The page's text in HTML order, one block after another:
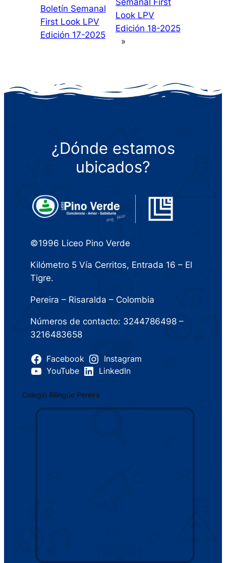
Boletín Semanal
First Look LPV
Edición 17-2025
Semanal First
Look LPV
Edición 18-2025
»
¿Dónde estamos
ubicados?
©1996 Liceo Pino Verde
Kilómetro 5 Vía Cerritos, Entrada 16 – El
Tigre.
Pereira – Risaralda – Colombia
Números de contacto: 3244786498 –
3216483658
Facebook
Instagram
YouTube
LinkedIn
Colegio Bilingüe Pereira